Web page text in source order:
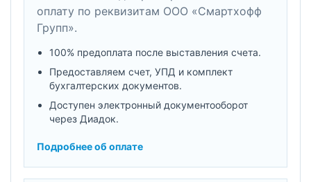
оплату по реквизитам ООО «Смартхофф
Групп».
100% предоплата после выставления счета.
Предоставляем счет, УПД и комплект
бухгалтерских документов.
Доступен электронный документооборот
через Диадок.
Подробнее об оплате